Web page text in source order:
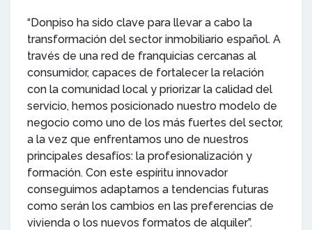
“Donpiso ha sido clave para llevar a cabo la
transformación del sector inmobiliario español. A
través de una red de franquicias cercanas al
consumidor, capaces de fortalecer la relación
con la comunidad local y priorizar la calidad del
servicio, hemos posicionado nuestro modelo de
negocio como uno de los más fuertes del sector,
a la vez que enfrentamos uno de nuestros
principales desafíos: la profesionalización y
formación. Con este espíritu innovador
conseguimos adaptarnos a tendencias futuras
como serán los cambios en las preferencias de
vivienda o los nuevos formatos de alquiler”.